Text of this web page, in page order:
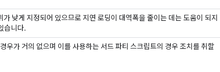
낮게 지정되어 있으므로 지연 로딩이 대역폭을 줄이는 데는 도움이 되지
습니다.
우가 거의 없으며 이를 사용하는 서드 파티 스크립트의 경우 조치를 취할